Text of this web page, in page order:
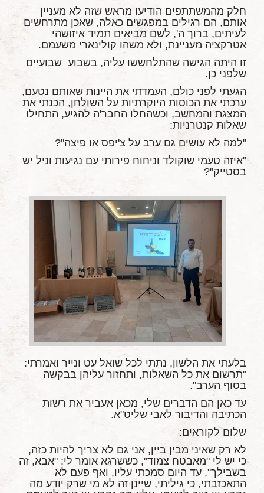
חלק מהמשתתפים הודיעו מראש שזה לא מעניין
אותם, הם רגילים במפגשים כאלה, שאכן מתרחשים
לעיתים, ברוך ה', לשם מביאים תמיד איזושהי
אטרקציה מעניינת, ולא משהו קולינארי משעמם.
זו היתה הגישה שהתלחששו עליה, בשבוע שבועיים
שלפני כן.
הגעתי לפני כולם, העמדתי את היינות שאותם נטעם,
ערכתי את הכוסות היוקרתיות על השולחן, הכנתי את
המצגת והמחשב, וכשהחלו החבר'ה להגיע, התחילו
שאלות קנטרניות:
"למה לא עושים גם ערב על צ'יפס או פיצה"?
"איזה טעמי שוקולד וניחוח פירותי עם נגיעות וניל יש
בסטייק"?
בלעתי את הלשון, נתתי לכל שואל עט ונייר ואמרתי:
"תרשום את כל השאלות, ותחזור עליהן בבקשה
בסוף הערב".
עד כאן הם הדברים שלי, מכאן אעביר את רשות
הכתיבה והדיבור לאבי שליט"א.
שלום לקוראים:
לא רק שאיני מבין ביין, אני גם לא צריך להיות כזה,
כי יש לי "מאבטח צמוד", כששרגא אומר לי: "אבא, זה
בשבילך", עד היום סמכתי עליו, ואף פעם לא
התאכזבתי, כי גיליתי, שיינן זה לא מי שרק יודע מה